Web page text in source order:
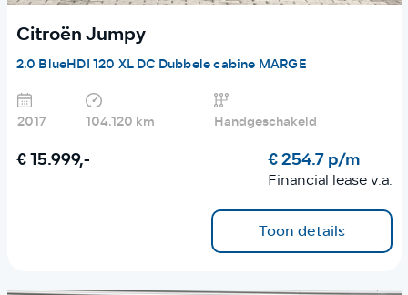
Citroën Jumpy
2.0 BlueHDI 120 XL DC Dubbele cabine MARGE
2017 104.120 km Handgeschakeld
€ 15.999,- € 254.7 p/m
Financial lease v.a.
Toon details